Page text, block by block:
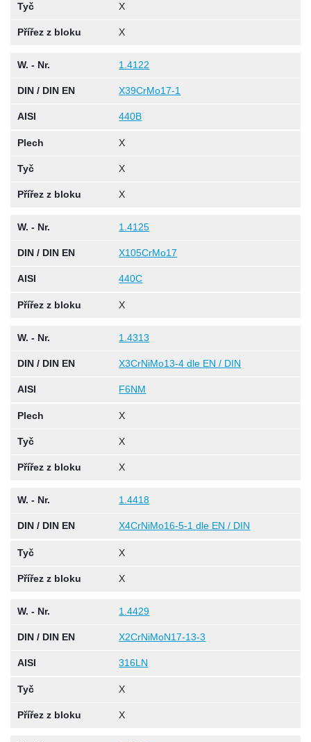
Tyč X
Přířez z bloku X
W. - Nr. 1.4122
DIN / DIN EN X39CrMo17-1
AISI 440B
Plech X
Tyč X
Přířez z bloku X
W. - Nr. 1.4125
DIN / DIN EN X105CrMo17
AISI 440C
Přířez z bloku X
W. - Nr. 1.4313
DIN / DIN EN X3CrNiMo13-4 dle EN / DIN
AISI F6NM
Plech X
Tyč X
Přířez z bloku X
W. - Nr. 1.4418
DIN / DIN EN X4CrNiMo16-5-1 dle EN / DIN
Tyč X
Přířez z bloku X
W. - Nr. 1.4429
DIN / DIN EN X2CrNiMoN17-13-3
AISI 316LN
Tyč X
Přířez z bloku X